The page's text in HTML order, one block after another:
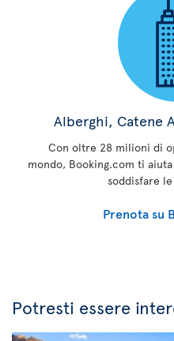
Alberghi, Catene
Con oltre 28 milioni di
mondo, Booking.com ti
soddisfare
Prenota su
Potresti essere